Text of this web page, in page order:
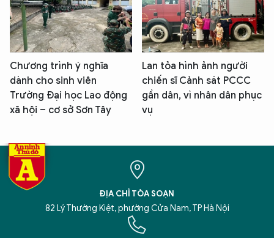
Chương trình ý nghĩa
dành cho sinh viên
Trường Đại học Lao động
xã hội – cơ sở Sơn Tây
Lan tỏa hình ảnh người
chiến sĩ Cảnh sát PCCC
gần dân, vì nhân dân phục
vụ
ĐỊA CHỈ TÒA SOẠN
82 Lý Thường Kiệt, phường Cửa Nam, TP Hà Nội